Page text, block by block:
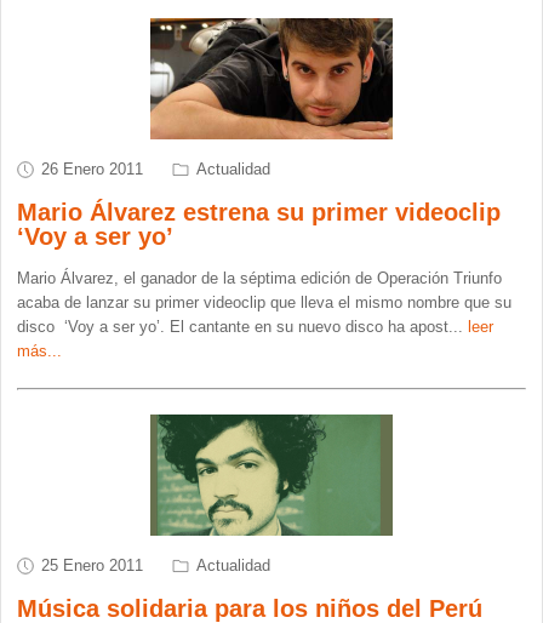
26 Enero 2011 Actualidad
Mario Álvarez estrena su primer videoclip
‘Voy a ser yo’
Mario Álvarez, el ganador de la séptima edición de Operación Triunfo
acaba de lanzar su primer videoclip que lleva el mismo nombre que su
disco ‘Voy a ser yo’. El cantante en su nuevo disco ha apost
leer
más...
25 Enero 2011 Actualidad
Música solidaria para los niños del Perú